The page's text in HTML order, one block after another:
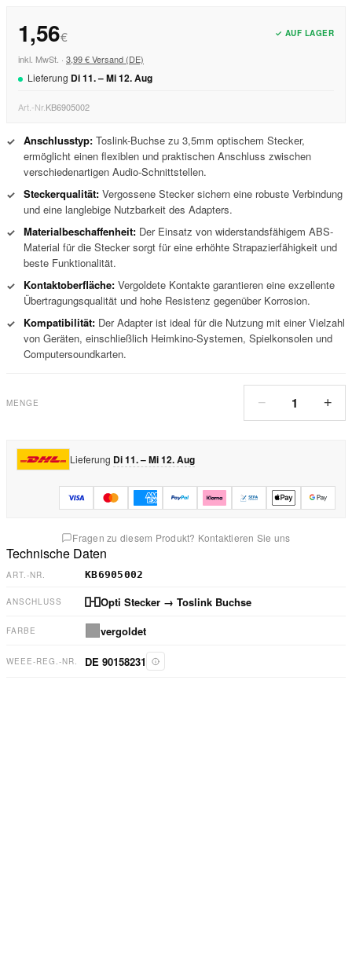
1,56€ ✓ AUF LAGER
inkl. MwSt. · 3,99 € Versand (DE)
Lieferung Di11. –Mi12.Aug
Art.-Nr.KB6905002
✓ Anschlusstyp: Toslink-Buchse zu 3,5mm optischem Stecker,
ermöglicht einen flexiblen und praktischen Anschluss zwischen
verschiedenartigen Audio-Schnittstellen.
✓ Steckerqualität: Vergossene Stecker sichern eine robuste Verbindung
und eine langlebige Nutzbarkeit des Adapters.
✓ Materialbeschaffenheit: Der Einsatz von widerstandsfähigem ABS-
Material für die Stecker sorgt für eine erhöhte Strapazierfähigkeit und
beste Funktionalität.
✓
Kontaktoberfläche: Vergoldete Kontakte garantieren eine exzellente
Übertragungsqualität und hohe Resistenz gegenüber Korrosion.
✓
Kompatibilität: Der Adapter ist ideal für die Nutzung mit einer Vielzahl
von Geräten, einschließlich Heimkino-Systemen, Spielkonsolen und
Computersoundkarten.
MENGE − 1 +
Lieferung Di 11. – Mi 12. Aug
Fragen zu diesem Produkt? Kontaktieren Sie uns
Technische Daten
ART.-NR. KB6905002
ANSCHLUSS Opti Stecker → Toslink Buchse
FARBE vergoldet
WEEE-REG.-NR. DE 90158231